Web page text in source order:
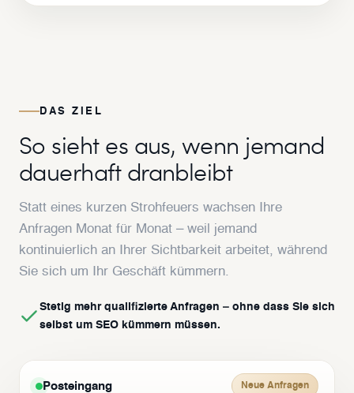
DAS ZIEL
So sieht es aus, wenn jemand
dauerhaft dranbleibt
Statt eines kurzen Strohfeuers wachsen Ihre
Anfragen Monat für Monat – weil jemand
kontinuierlich an Ihrer Sichtbarkeit arbeitet, während
Sie sich um Ihr Geschäft kümmern.
Stetig mehr qualifizierte Anfragen – ohne dass Sie sich
selbst um SEO kümmern müssen.
Posteingang Neue Anfragen